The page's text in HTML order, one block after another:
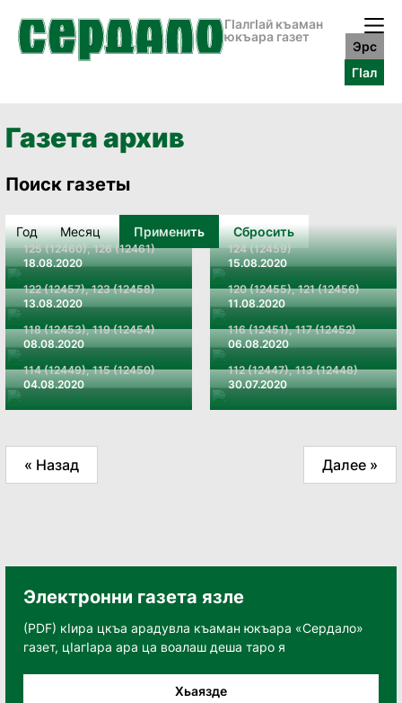
ГӀалгӀай къаман
юкъара газет
Эрс
ГӀал
Газета архив
Поиск газеты
Применить Сбросить
125 (12460), 126 (12461)
18.08.2020
124 (12459)
15.08.2020
122 (12457), 123 (12458)
13.08.2020
120 (12455), 121 (12456)
11.08.2020
118 (12453), 119 (12454)
08.08.2020
116 (12451), 117 (12452)
06.08.2020
114 (12449), 115 (12450)
04.08.2020
112 (12447), 113 (12448)
30.07.2020
« Назад Далее »
Электронни газета язле
(PDF) кӀира цкъа арадувла къаман юкъара «Сердало»
газет, цӀагӀара ара ца воалаш деша таро я
Хьаязде